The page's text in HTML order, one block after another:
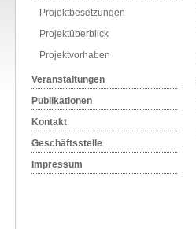
Projektbesetzungen
Projektüberblick
Projektvorhaben
Veranstaltungen
Publikationen
Kontakt
Geschäftsstelle
Impressum